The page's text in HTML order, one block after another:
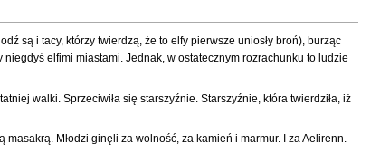
są i tacy, którzy twierdzą, że to elfy pierwsze uniosły broń), burząc
elfimi miastami. Jednak, w ostatecznym rozrachunku to ludzie
walki. Sprzeciwiła się starszyźnie. Starszyźnie, która twierdziła, iż
Młodzi ginęli za wolność, za kamień i marmur. I za Aelirenn.